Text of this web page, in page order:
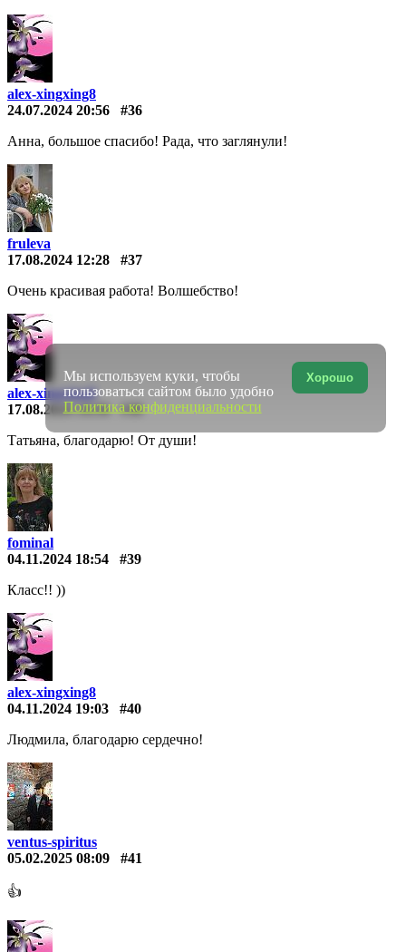
alex-xingxing8
24.07.2024 20:56
#36
Анна, большое спасибо! Рада, что заглянули!
fruleva
17.08.2024 12:28
#37
Очень красивая работа! Волшебство!
alex-xingxing8
17.08.2024 14:56
#38
Татьяна, благодарю! От души!
fominal
04.11.2024 18:54
#39
Класс!! ))
alex-xingxing8
04.11.2024 19:03
#40
Людмила, благодарю сердечно!
ventus-spiritus
05.02.2025 08:09
#41
👍
Хорошо
Мы используем куки, чтобы
пользоваться сайтом было удобно
Политика конфиденциальности